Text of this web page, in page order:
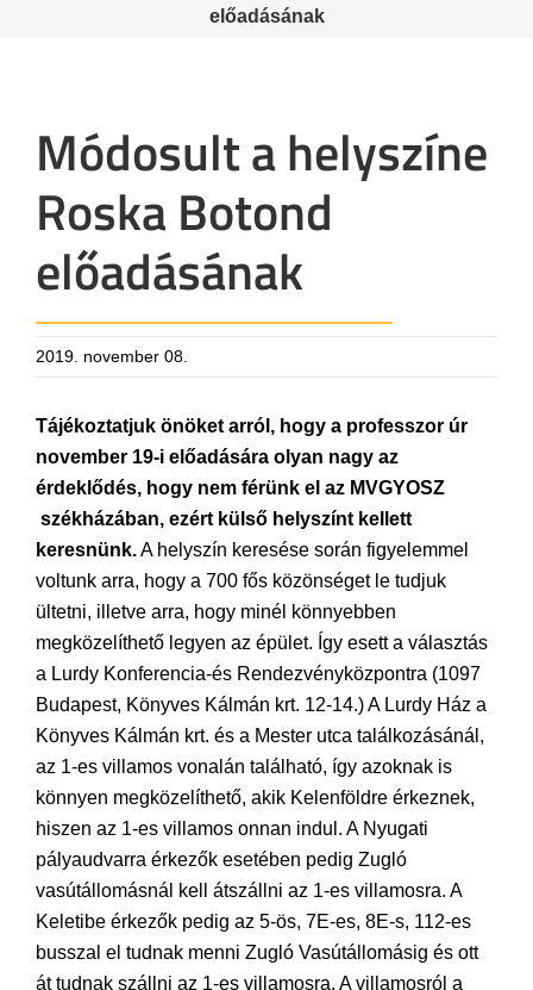
előadásának
Módosult a helyszíne
Roska Botond
előadásának
2019. november 08.
Tájékoztatjuk önöket arról, hogy a professzor úr
november 19-i előadására olyan nagy az
érdeklődés, hogy nem férünk el az MVGYOSZ
székházában, ezért külső helyszínt kellett
keresnünk.A helyszín keresése során figyelemmel
voltunk arra, hogy a 700 fős közönséget le tudjuk
ültetni, illetve arra, hogy minél könnyebben
megközelíthető legyen az épület. Így esett a választás
a Lurdy Konferencia-és Rendezvényközpontra (1097
Budapest, Könyves Kálmán krt. 12-14.) A Lurdy Ház a
Könyves Kálmán krt. és a Mester utca találkozásánál,
az 1-es villamos vonalán található, így azoknak is
könnyen megközelíthető, akik Kelenföldre érkeznek,
hiszen az 1-es villamos onnan indul. A Nyugati
pályaudvarra érkezők esetében pedig Zugló
vasútállomásnál kell átszállni az 1-es villamosra. A
Keletibe érkezők pedig az 5-ös, 7E-es, 8E-s, 112-es
busszal el tudnak menni Zugló Vasútállomásig és ott
át tudnak szállni az 1-es villamosra. A villamosról a